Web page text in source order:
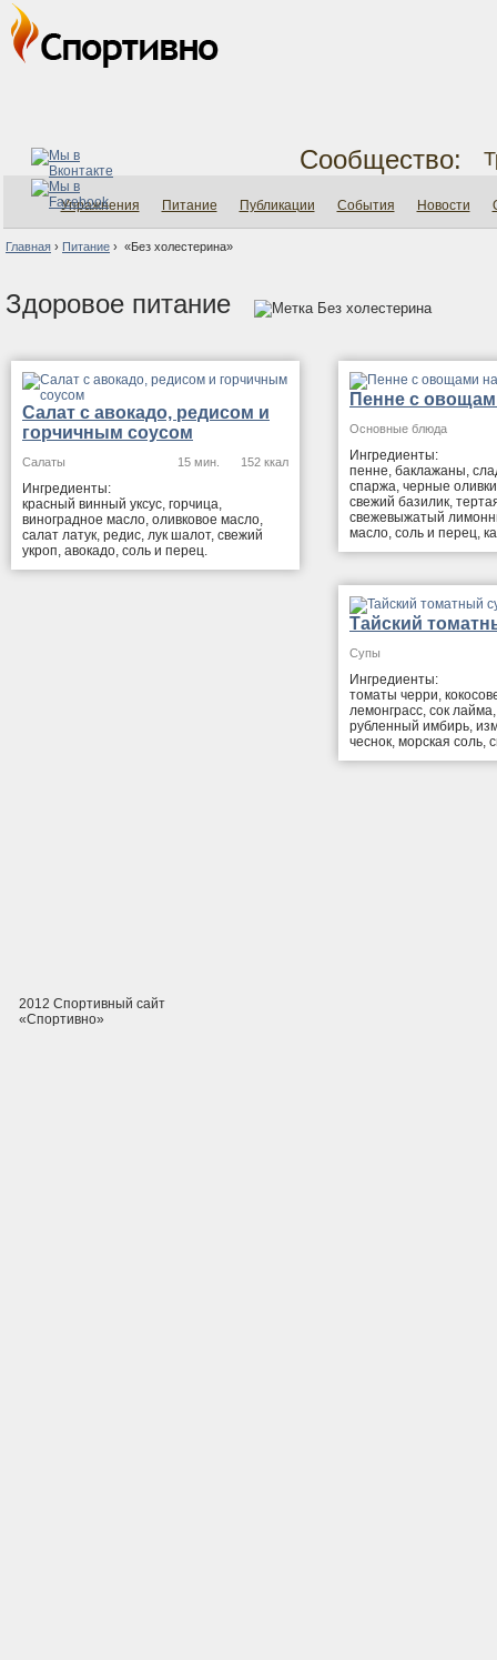
Сообщество:
Упражнения Питание Публикации События Новости
Главная › Питание › «Без холестерина»
Здоровое питание Без холестерина
Салат с авокадо, редисом и
горчичным соусом
15 мин. 152 ккал
Салаты
Ингредиенты:
красный винный уксус, горчица,
виноградное масло, оливковое масло,
салат латук, редис, лук шалот, свежий
укроп, авокадо, соль и перец.
Пенне с
Основные блюда
Ингредиенты:
пенне, баклажаны,
спаржа, черные
свежий базилик,
свежевыжатый
масло, соль и перец,
Тайский
Супы
Ингредиенты:
томаты черри,
лемонграсс, сок
рубленный имбирь,
чеснок, морская соль,
2012 Спортивный сайт
«Спортивно»